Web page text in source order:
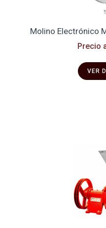
Molino Electrónico
Precio
VER